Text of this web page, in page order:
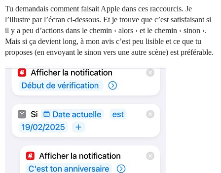
Tu demandais comment faisait Apple dans ces raccourcis. Je
l’illustre par l’écran ci-dessous. Et je trouve que c’est satisfaisant si
il y a peu d’actions dans le chemin ‹ alors › et le chemin ‹ sinon ›.
Mais si ça devient long, à mon avis c’est peu lisible et ce que tu
proposes (en envoyant le sinon vers une autre scène) est préférable.